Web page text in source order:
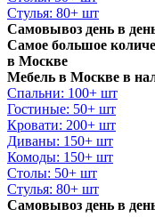
Стулья: 80+ шт
Самовывоз день в
Самое большое
в Москве
Мебель в Москве в
Спальни: 100+ шт
Гостиные: 50+ шт
Кровати: 200+ шт
Диваны: 150+ шт
Комоды: 150+ шт
Столы: 50+ шт
Стулья: 80+ шт
Самовывоз день в